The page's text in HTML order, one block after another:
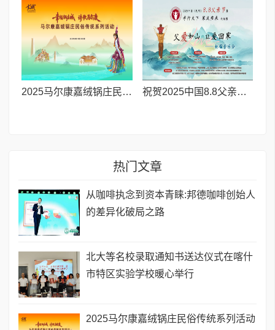
2025马尔康嘉绒锅庄民俗传统系列活动拉开帷幕 千人多民族锅庄巡游点燃“幸福锅庄城” 祝贺2025中国8.8父亲节“孝行天下家风传承”论坛暨祈福音乐会圆满成功
热门文章
从咖啡执念到资本青睐:邦德咖啡创始人
的差异化破局之路
北大等名校录取通知书送达仪式在喀什
市特区实验学校暖心举行
2025马尔康嘉绒锅庄民俗传统系列活动